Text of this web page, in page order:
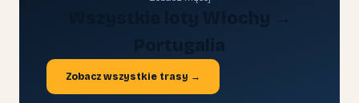
Zobacz wszystkie trasy →